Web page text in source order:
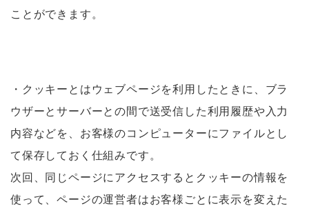
ことができます。
・クッキーとはウェブページを利用したときに、ブラ
ウザーとサーバーとの間で送受信した利用履歴や入力
内容などを、お客様のコンピューターにファイルとし
て保存しておく仕組みです。
次回、同じページにアクセスするとクッキーの情報を
使って、ページの運営者はお客様ごとに表示を変えた